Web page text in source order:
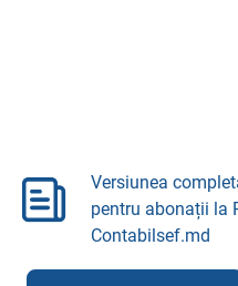
Versiunea
pentru abonații la
Contabilsef.md